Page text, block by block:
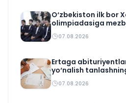
O‘zbekiston ilk bor
olimpiadasiga
07.08.2026
Ertaga
yo‘nalish
07.08.2026